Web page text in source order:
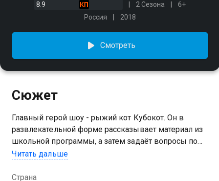
8.9 2 Сезона
6+
Россия
2018
Смотреть
Сюжет
Главный герой шоу - рыжий кот Кубокот. Он в
развлекательной форме рассказывает материал из
школьной программы, а затем задаёт вопросы по
пройденной теме. Передача охватывает темы для 1-
Читать дальше
Страна